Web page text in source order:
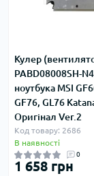
Кулер
PABD08008SH-
ноутбука MSI
GF76, GL76
Оригінал Ver.2
Код товару: 2686
В наявності
0
1 658 грн